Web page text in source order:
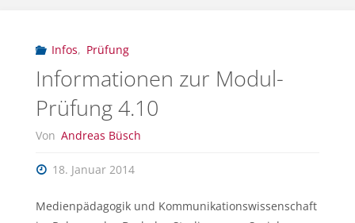
4.10
&
4.40"
Infos, Prüfung
Informationen zur Modul-
Prüfung 4.10
Von Andreas Büsch
18. Januar 2014
Medienpädagogik und Kommunikationswissenschaft